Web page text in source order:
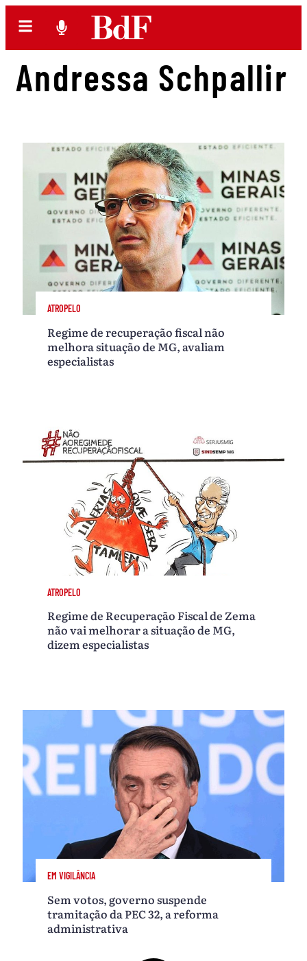
Andressa Schpallir
ATROPELO
Regime de recuperação fiscal não
melhora situação de MG, avaliam
especialistas
ATROPELO
Regime de Recuperação Fiscal de Zema
não vai melhorar a situação de MG,
dizem especialistas
EM VIGILÂNCIA
Sem votos, governo suspende
tramitação da PEC 32, a reforma
administrativa